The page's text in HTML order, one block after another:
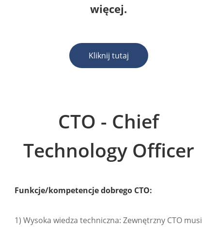
więcej.
Kliknij tutaj
CTO - Chief
Technology Officer
Funkcje/kompetencje dobrego CTO:
1) Wysoka wiedza techniczna: Zewnętrzny CTO musi